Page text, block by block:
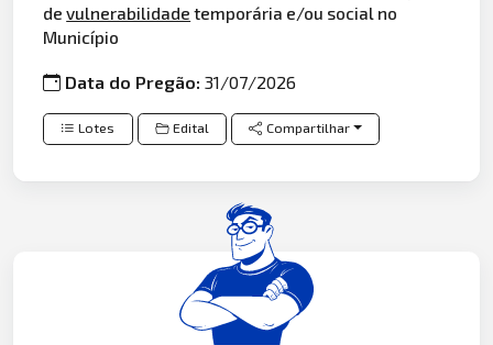
devulnerabilidade temporária e/ou social no
Município
Data do Pregão:31/07/2026
Lotes Edital Compartilhar